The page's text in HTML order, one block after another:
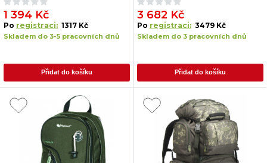
1 394 Kč
Po registraci: 1317 Kč
Skladem do 3-5 pracovních dnů
Přidat do košíku
3 682 Kč
Po registraci: 3479 Kč
Skladem do 3 pracovních dnů
Přidat do košíku